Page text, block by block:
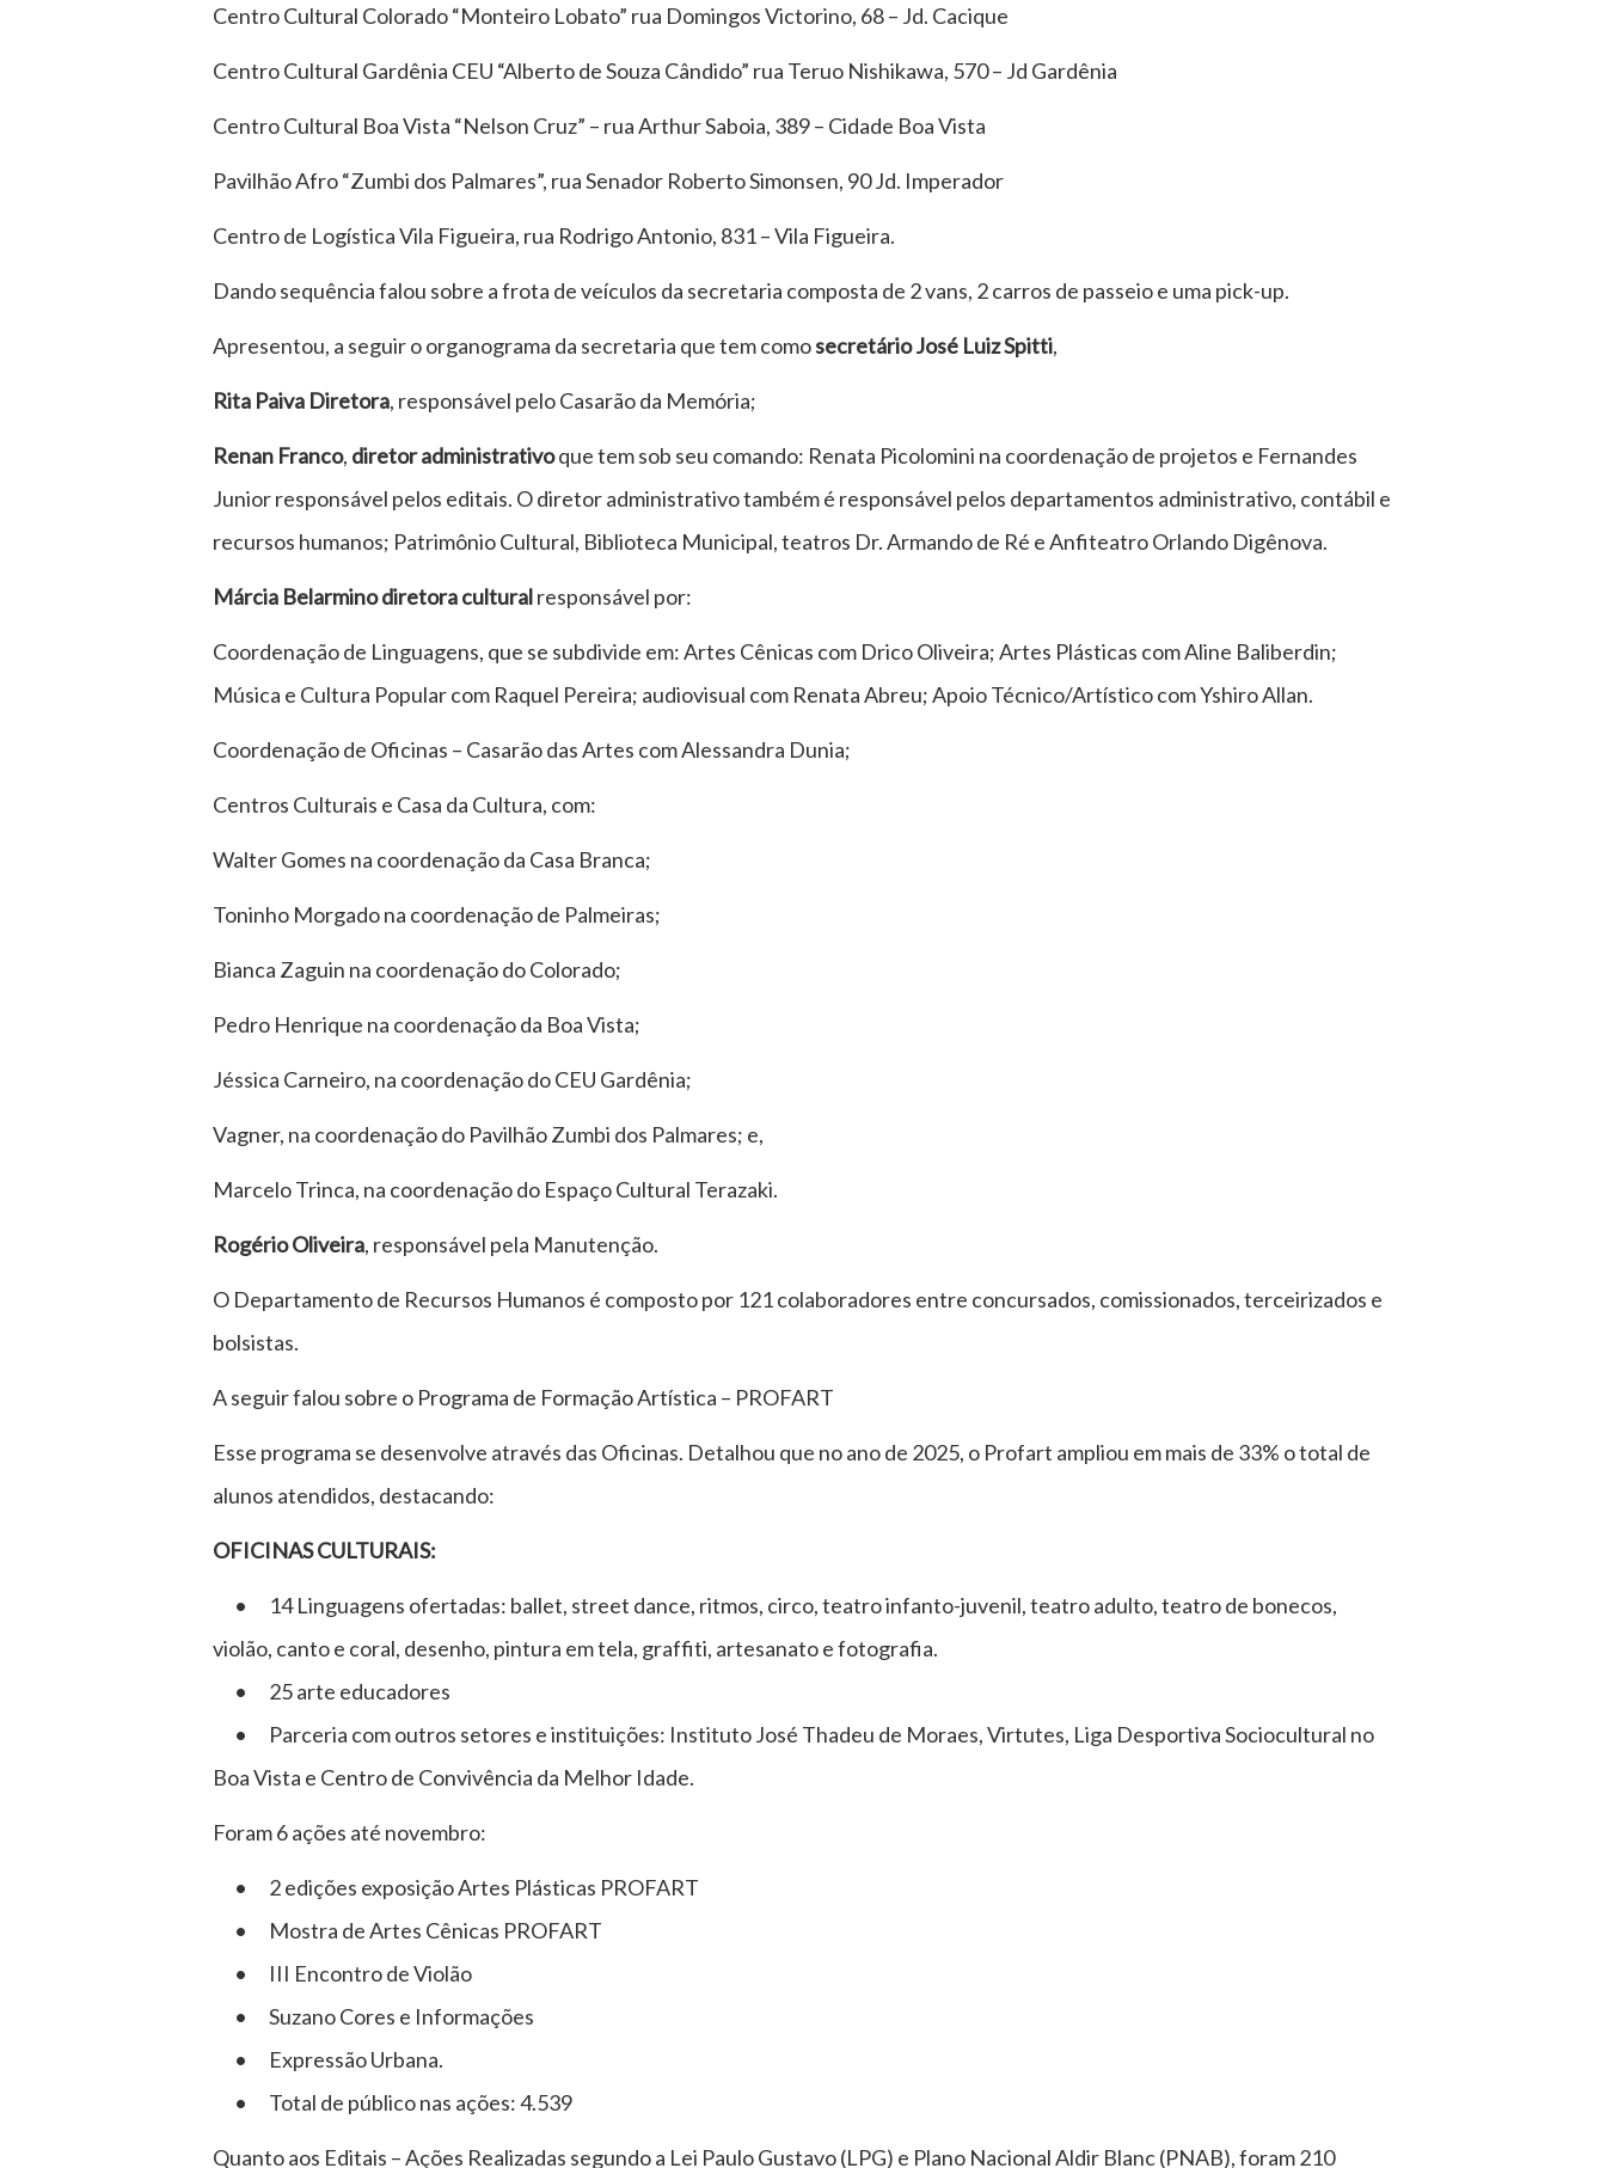
Centro Cultural Colorado “Monteiro Lobato” rua Domingos Victorino, 68 – Jd. Cacique
Centro Cultural Gardênia CEU “Alberto de Souza Cândido” rua Teruo Nishikawa, 570 – Jd Gardênia
Centro Cultural Boa Vista “Nelson Cruz” – rua Arthur Saboia, 389 – Cidade Boa Vista
Pavilhão Afro “Zumbi dos Palmares”, rua Senador Roberto Simonsen, 90 Jd. Imperador
Centro de Logística Vila Figueira, rua Rodrigo Antonio, 831 – Vila Figueira.
Dando sequência falou sobre a frota de veículos da secretaria composta de 2 vans, 2 carros de passeio e uma pick-up.
Apresentou, a seguir o organograma da secretaria que tem comosecretário José Luiz Spitti,
Rita Paiva Diretora, responsável pelo Casarão da Memória;
Renan Franco, diretor administrativoque tem sob seu comando: Renata Picolomini na coordenação de projetos e Fernandes
Junior responsável pelos editais. O diretor administrativo também é responsável pelos departamentos administrativo, contábil e
recursos humanos; Patrimônio Cultural, Biblioteca Municipal, teatros Dr. Armando de Ré e Anfiteatro Orlando Digênova.
Márcia Belarminodiretora culturalresponsável por:
Coordenação de Linguagens, que se subdivide em: Artes Cênicas com Drico Oliveira; Artes Plásticas com Aline Baliberdin;
Música e Cultura Popular com Raquel Pereira; audiovisual com Renata Abreu; Apoio Técnico/Artístico com Yshiro Allan.
Coordenação de Oficinas – Casarão das Artes com Alessandra Dunia;
Centros Culturais e Casa da Cultura, com:
Walter Gomes na coordenação da Casa Branca;
Toninho Morgado na coordenação de Palmeiras;
Bianca Zaguin na coordenação do Colorado;
Pedro Henrique na coordenação da Boa Vista;
Jéssica Carneiro, na coordenação do CEU Gardênia;
Vagner, na coordenação do Pavilhão Zumbi dos Palmares; e,
Marcelo Trinca, na coordenação do Espaço Cultural Terazaki.
Rogério Oliveira, responsável pela Manutenção.
O Departamento de Recursos Humanos é composto por 121 colaboradores entre concursados, comissionados, terceirizados e
bolsistas.
A seguir falou sobre o Programa de Formação Artística – PROFART
Esse programa se desenvolve através das Oficinas. Detalhou que no ano de 2025, o Profart ampliou em mais de 33% o total de
alunos atendidos, destacando:
OFICINAS CULTURAIS:
• 14 Linguagens ofertadas: ballet, street dance, ritmos, circo, teatro infanto-juvenil, teatro adulto, teatro de bonecos,
violão, canto e coral, desenho, pintura em tela, graffiti, artesanato e fotografia.
• 25 arte educadores
• Parceria com outros setores e instituições: Instituto José Thadeu de Moraes, Virtutes, Liga Desportiva Sociocultural no
Boa Vista e Centro de Convivência da Melhor Idade.
Foram 6 ações até novembro:
• 2 edições exposição Artes Plásticas PROFART
• Mostra de Artes Cênicas PROFART
• III Encontro de Violão
• Suzano Cores e Informações
• Expressão Urbana.
• Total de público nas ações: 4.539
Quanto aos Editais – Ações Realizadas segundo a Lei Paulo Gustavo (LPG) e Plano Nacional Aldir Blanc (PNAB), foram 210